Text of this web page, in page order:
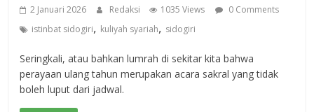
2 Januari 2026 Redaksi 1035 Views
0 Comments
istinbat sidogiri, kuliyah syariah, sidogiri
Seringkali, atau bahkan lumrah di sekitar kita bahwa
perayaan ulang tahun merupakan acara sakral yang tidak
boleh luput dari jadwal.